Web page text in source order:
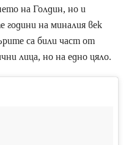
на Голдин, но и
години на миналия век
са били част от
лица, но на едно цяло.